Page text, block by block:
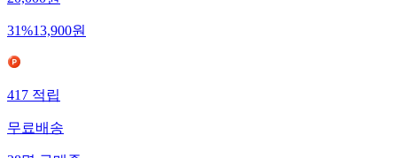
20,000원
31%13,900원
417적립
무료배송